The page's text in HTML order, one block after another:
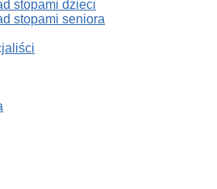
stopami dzieci
stopami seniora